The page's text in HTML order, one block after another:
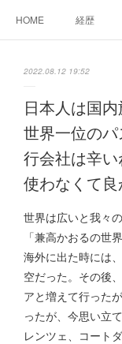
HOME 経歴
移動出来て、工場で作
「心神の夢想２０２０」
フィリピンの問題点
フィリピン経済談義
未来２１００研究所他の
https://
2022.08.12 19:52
日本人は国
世界一位の
行会社は辛い
使わなくて良
世界は広いと我々
「兼高かおるの世
海外に出た時には
空だった。その後
アと増えて行った
ったが、今思い立
レンツェ、コート